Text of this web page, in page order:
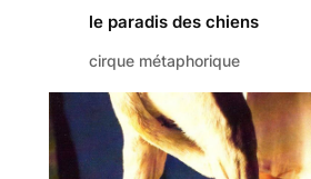
le paradis des chiens
cirque métaphorique